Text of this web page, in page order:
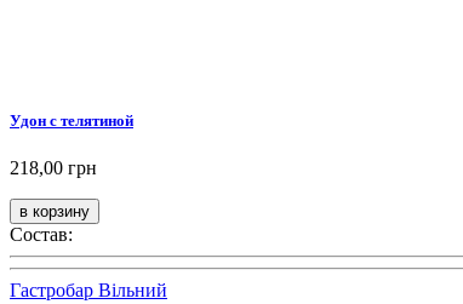
Удон с телятиной
218,00 грн
Состав:
Гастробар Вільний